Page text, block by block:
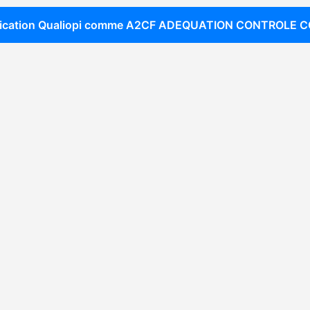
Qualiopi commeA2CF ADEQUATION CONTROLE